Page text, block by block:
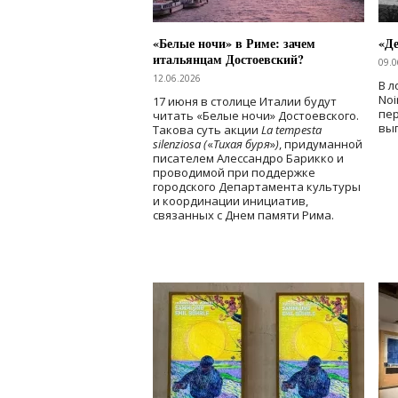
«Белые ночи» в Риме: зачем
итальянцам Достоевский?
12.06.2026
17 июня в столице Италии будут
читать «Белые ночи» Достоевского.
Такова суть акции La tempesta
silenziosa («Тихая буря»), придуманной
писателем Алессандро Барикко и
проводимой при поддержке
городского Департамента культуры
и координации инициатив,
связанных с Днем памяти Рима.
В